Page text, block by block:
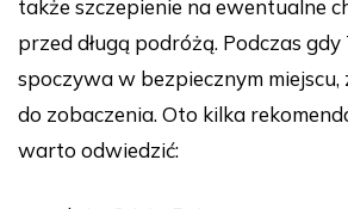
także szczepienie na ewentualne
przed długą podróżą. Podczas
spoczywa w bezpiecznym
do zobaczenia. Oto kilka
warto odwiedzić: